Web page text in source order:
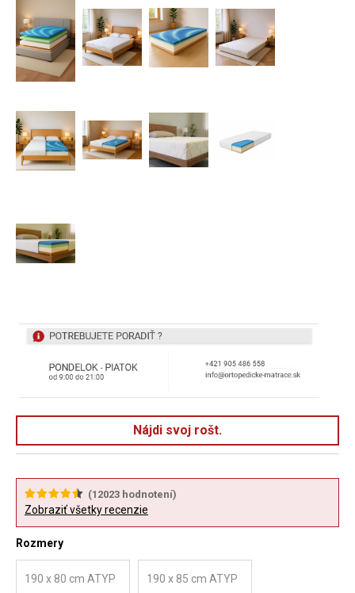
Nájdi svoj rošt.
(12023 hodnotení)
Zobraziť všetky recenzie
Rozmery
190 x 80 cm ATYP 190 x 85 cm ATYP